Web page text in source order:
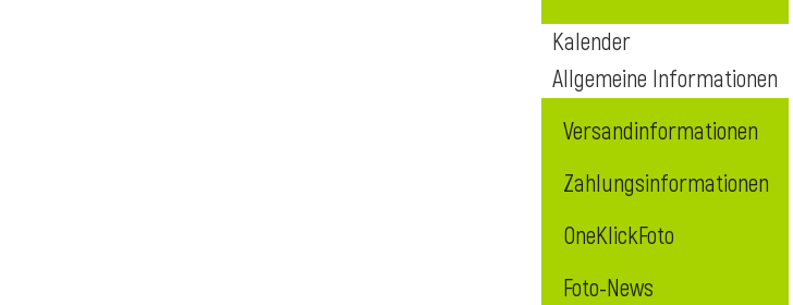
Kalender
Allgemeine Informationen
Versandinformationen
Zahlungsinformationen
OneKlickFoto
Foto-News